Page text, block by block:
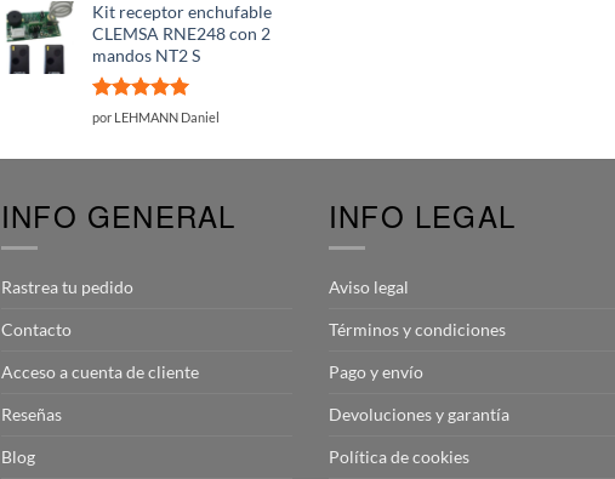
Kit receptor enchufable
CLEMSA RNE248 con 2
mandos NT2 S
Valorado
por LEHMANN Daniel
INFO GENERAL
Rastrea tu pedido
Contacto
Acceso a cuenta de cliente
Reseñas
Blog
INFO LEGAL
Aviso legal
Términos y condiciones
Pago y envío
Devoluciones y garantía
Política de cookies